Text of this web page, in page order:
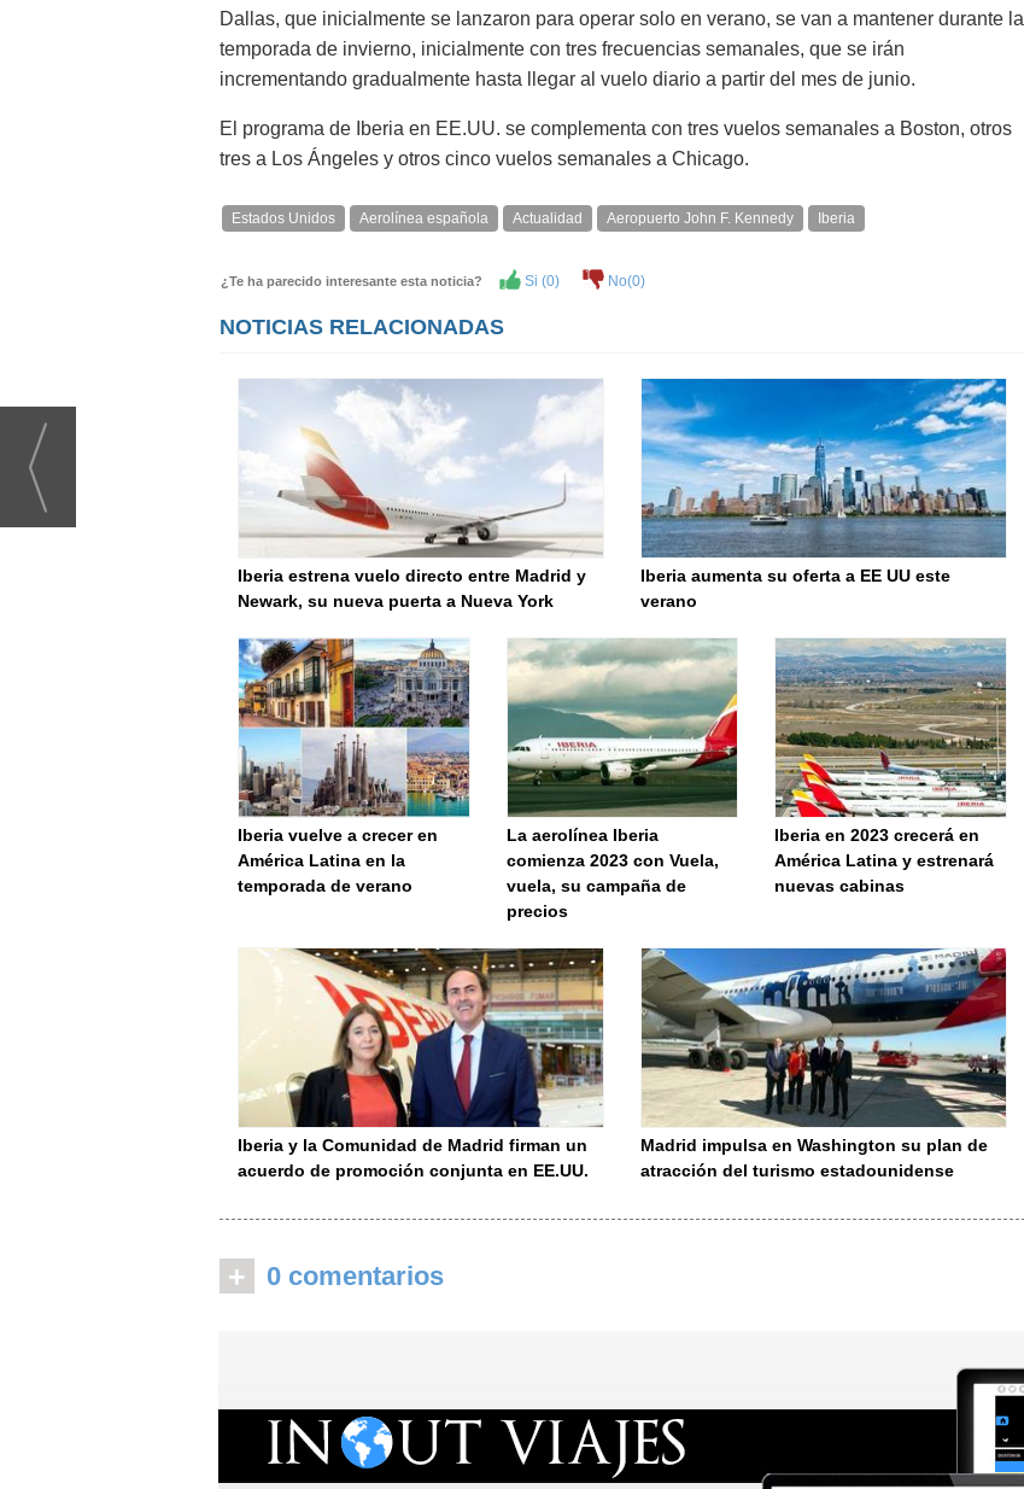
Dallas, que inicialmente se lanzaron para operar solo en verano, se van a mantener durante la
temporada de invierno, inicialmente con tres frecuencias semanales, que se irán
incrementando gradualmente hasta llegar al vuelo diario a partir del mes de junio.
El programa de Iberia en EE.UU. se complementa con tres vuelos semanales a Boston, otros
tres a Los Ángeles y otros cinco vuelos semanales a Chicago.
Estados Unidos Aerolínea española Actualidad Aeropuerto John F. Kennedy Iberia
¿Te ha parecido interesante esta noticia? Si (0) No(0)
NOTICIAS RELACIONADAS
Iberia estrena vuelo directo entre Madrid y
Newark, su nueva puerta a Nueva York
Iberia aumenta su oferta a EE UU este
verano
Iberia vuelve a crecer en
América Latina en la
temporada de verano
La aerolínea Iberia
comienza 2023 con Vuela,
vuela, su campaña de
precios
Iberia en 2023 crecerá en
América Latina y estrenará
nuevas cabinas
Iberia y la Comunidad de Madrid firman un
acuerdo de promoción conjunta en EE.UU.
Madrid impulsa en Washington su plan de
atracción del turismo estadounidense
+ 0 comentarios